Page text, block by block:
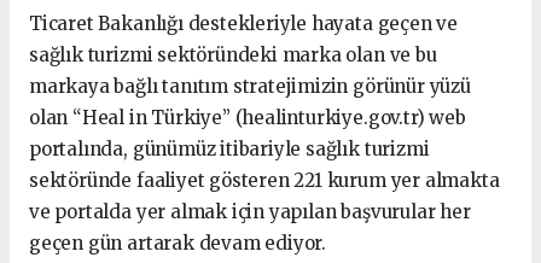
Ticaret Bakanlığı destekleriyle hayata geçen ve
sağlık turizmi sektöründeki marka olan ve bu
markaya bağlı tanıtım stratejimizin görünür yüzü
olan “Heal in Türkiye” (healinturkiye.gov.tr) web
portalında, günümüz itibariyle sağlık turizmi
sektöründe faaliyet gösteren 221 kurum yer almakta
ve portalda yer almak için yapılan başvurular her
geçen gün artarak devam ediyor.